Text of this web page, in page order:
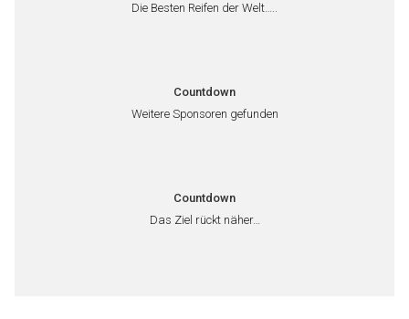
Die Besten Reifen der Welt…..
Countdown
Weitere Sponsoren gefunden
Countdown
Das Ziel rückt näher…